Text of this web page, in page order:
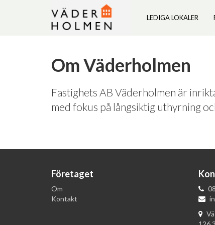
LEDIGA LOKALER
Om Väderholmen
Fastighets AB Väderholmen är
med fokus på långsiktig uthyrning
Företaget
Om
Kontakt